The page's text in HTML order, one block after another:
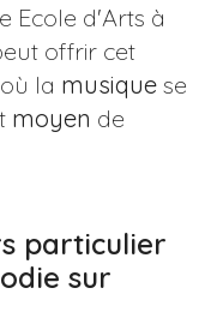
Ecole d'Arts à
offrir cet
la musiquese
moyen de
particulier
sur